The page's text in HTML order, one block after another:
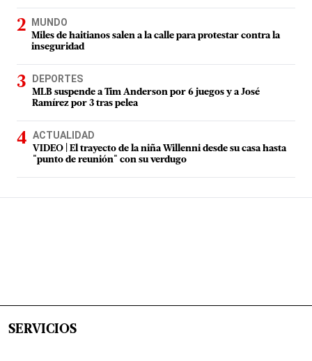
MUNDO
Miles de haitianos salen a la calle para protestar contra la
inseguridad
DEPORTES
MLB suspende a Tim Anderson por 6 juegos y a José
Ramírez por 3 tras pelea
ACTUALIDAD
VIDEO | El trayecto de la niña Willenni desde su casa hasta
"punto de reunión" con su verdugo
SERVICIOS